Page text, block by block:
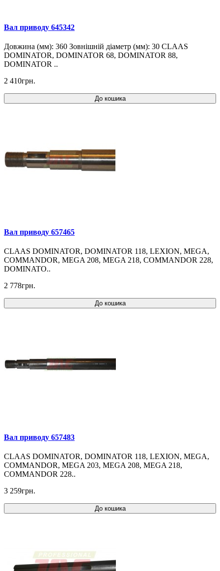
Вал приводу 645342
Довжина (мм): 360 Зовнішній діаметр (мм): 30 CLAAS
DOMINATOR, DOMINATOR 68, DOMINATOR 88,
DOMINATOR ..
2 410грн.
До кошика
Вал приводу 657465
CLAAS DOMINATOR, DOMINATOR 118, LEXION, MEGA,
COMMANDOR, MEGA 208, MEGA 218, COMMANDOR 228,
DOMINATO..
2 778грн.
До кошика
Вал приводу 657483
CLAAS DOMINATOR, DOMINATOR 118, LEXION, MEGA,
COMMANDOR, MEGA 203, MEGA 208, MEGA 218,
COMMANDOR 228..
3 259грн.
До кошика